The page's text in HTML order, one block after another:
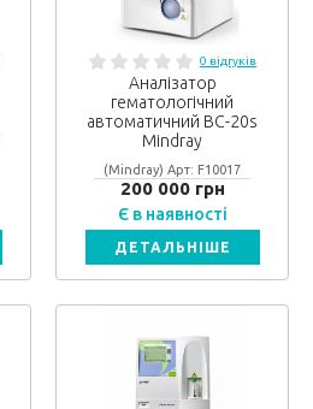
0 відгуків
Аналізатор
гематологічний
автоматичний BC-20s
Mindray
(Mindray) Арт: F10017
200 000 грн
Є в наявності
ДЕТАЛЬНІШЕ